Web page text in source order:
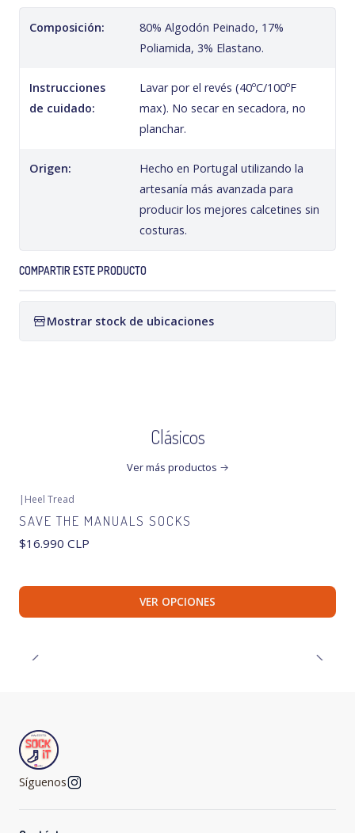
Composición:
80% Algodón Peinado, 17%
Poliamida, 3% Elastano.
Instrucciones
de cuidado:
Lavar por el revés (40ºC/100ºF
max). No secar en secadora, no
planchar.
Origen:
Hecho en Portugal utilizando la
artesanía más avanzada para
producir los mejores calcetines sin
costuras.
COMPARTIR ESTE PRODUCTO
Mostrar stock de ubicaciones
Clásicos
Ver más productos
| Heel Tread
SAVE THE MANUALS SOCKS
$16.990 CLP
VER OPCIONES
Síguenos